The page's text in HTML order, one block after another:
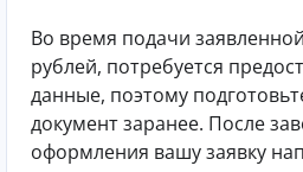
Во время подачи
рублей, потребуется
данные, поэтому
документ заранее. После
оформления вашу заявку